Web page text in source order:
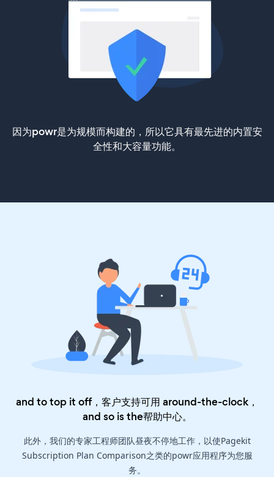
因为powr是为规模而构建的，所以它具有最先进的内置安
全性和大容量功能。
and to top it off，客户支持可用 around-the-clock，
and so is the帮助中心。
此外，我们的专家工程师团队昼夜不停地工作，以使Pagekit
Subscription Plan Comparison之类的powr应用程序为您服
务。